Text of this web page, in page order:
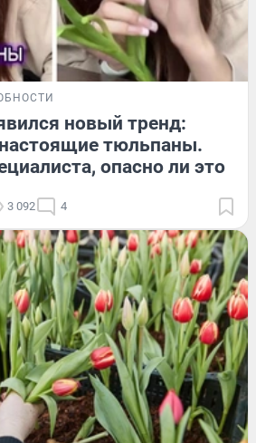
новый тренд:
тюльпаны.
опасно ли это
3 092 4